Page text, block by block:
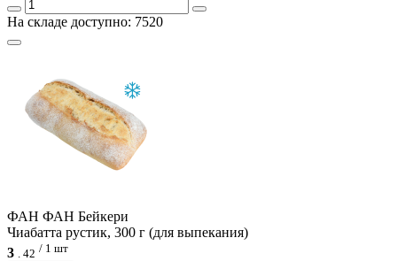
На складе доступно: 7520
ФАН ФАН Бейкери
Чиабатта рустик, 300 г (для выпекания)
3
42 / 1 шт